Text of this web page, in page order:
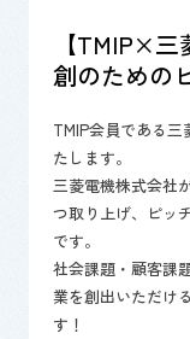
【TMIP×
創のための
TMIP会員である
たします。
三菱電機株式会社
つ取り上げ、ピッ
です。
社会課題・顧客課
業を創出いただけ
す！